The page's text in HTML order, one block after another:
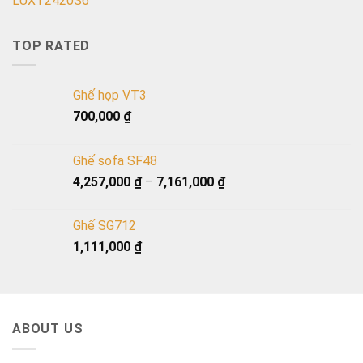
TOP RATED
Ghế họp VT3
700,000 ₫
Ghế sofa SF48
4,257,000 ₫– 7,161,000 ₫
Ghế SG712
1,111,000 ₫
ABOUT US